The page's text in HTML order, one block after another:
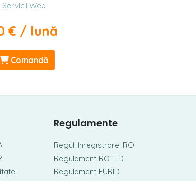
Servicii Web
€ / lună
Comandă
Regulamente
Reguli Inregistrare .RO
Regulament ROTLD
Regulament EURID